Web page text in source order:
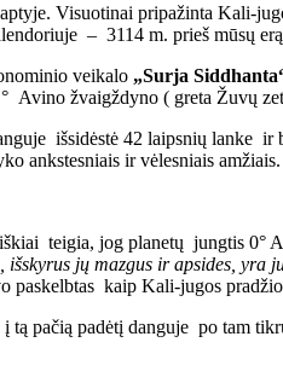
Visuotinai pripažinta Kali-
– 3114 m. prieš mūsų
veikalo „Surja
Avino žvaigždyno ( greta Žuvų
išsidėstė 42 laipsnių lanke ir
ankstesniais ir vėlesniais amžiais.
teigia, jog planetų jungtis 0°
išskyrus jų mazgus irapsides , yra
paskelbtas kaip Kali-jugos
tą pačią padėtį danguje po tam